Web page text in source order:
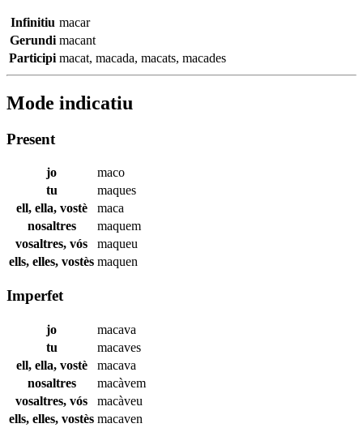
Infinitiu macar
Gerundi macant
Participi macat, macada, macats, macades
Mode indicatiu
Present
jo
maco
tu
maques
ell, ella, vostè
maca
nosaltres
maquem
vosaltres, vós
maqueu
ells, elles, vostès maquen
Imperfet
jo
macava
tu
macaves
ell, ella, vostè
macava
nosaltres
macàvem
vosaltres, vós
macàveu
ells, elles, vostès macaven